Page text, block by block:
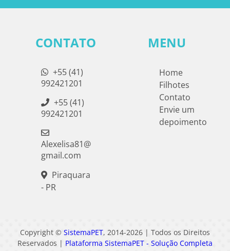
CONTATO
+55 (41)
992421201
+55 (41)
992421201
Alexelisa81@
gmail.com
Piraquara
- PR
MENU
Home
Filhotes
Contato
Envie um
depoimento
Copyright © SistemaPET, 2014-2026 | Todos os Direitos
Reservados | Plataforma SistemaPET - Solução Completa